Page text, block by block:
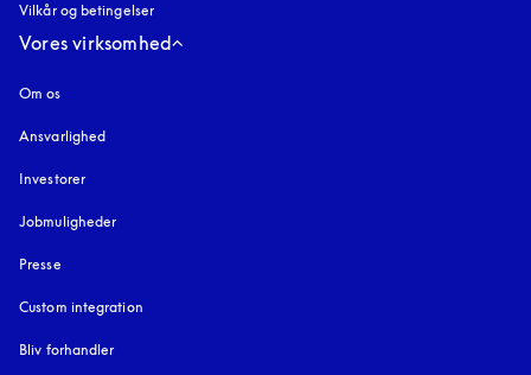
Vilkår og betingelser
Vores virksomhed
Om os
Ansvarlighed
Investorer
Jobmuligheder
Presse
Custom integration
Bliv forhandler